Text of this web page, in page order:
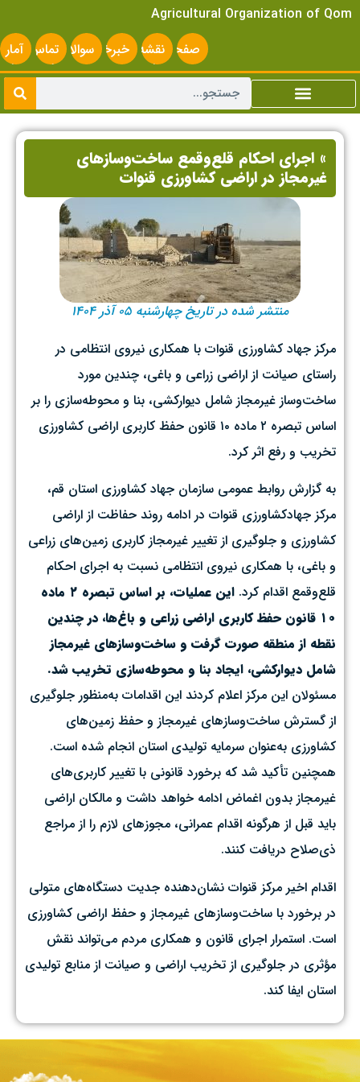
Agricultural Organization of Qom
صفحه
اصلی
نقشه
سایت
خبرخوانسوالات
متداول
تماس
با ما
آمار
» اجرای احکام قلع‌وقمع ساخت‌وسازهای
غیرمجاز در اراضی کشاورزی قنوات
منتشر شده در تاریخ چهارشنبه ۰۵ آذر ۱۴۰۴
مرکز جهاد کشاورزی قنوات با همکاری نیروی انتظامی در
راستای صیانت از اراضی زراعی و باغی، چندین مورد
ساخت‌وساز غیرمجاز شامل دیوارکشی، بنا و محوطه‌سازی را بر
اساس تبصره ۲ ماده ۱۰ قانون حفظ کاربری اراضی کشاورزی
تخریب و رفع اثر کرد.
به گزارش روابط عمومی سازمان جهاد کشاورزی استان قم،
مرکز جهادکشاورزی قنوات در ادامه روند حفاظت از اراضی
کشاورزی و جلوگیری از تغییر غیرمجاز کاربری زمین‌های زراعی
و باغی، با همکاری نیروی انتظامی نسبت به اجرای احکام
قلع‌وقمع اقدام کرد.
این عملیات، بر اساس تبصره ۲ ماده
۱۰ قانون حفظ کاربری اراضی زراعی و باغ‌ها، در چندین
نقطه از منطقه صورت گرفت و ساخت‌وسازهای غیرمجاز
شامل دیوارکشی، ایجاد بنا و محوطه‌سازی تخریب شد.
مسئولان این مرکز اعلام کردند این اقدامات به‌منظور جلوگیری
از گسترش ساخت‌وسازهای غیرمجاز و حفظ زمین‌های
کشاورزی به‌عنوان سرمایه تولیدی استان انجام شده است.
همچنین تأکید شد که برخورد قانونی با تغییر کاربری‌های
غیرمجاز بدون اغماض ادامه خواهد داشت و مالکان اراضی
باید قبل از هرگونه اقدام عمرانی، مجوزهای لازم را از مراجع
ذی‌صلاح دریافت کنند.
اقدام اخیر مرکز قنوات نشان‌دهنده جدیت دستگاه‌های متولی
در برخورد با ساخت‌وسازهای غیرمجاز و حفظ اراضی کشاورزی
است. استمرار اجرای قانون و همکاری مردم می‌تواند نقش
مؤثری در جلوگیری از تخریب اراضی و صیانت از منابع تولیدی
استان ایفا کند.